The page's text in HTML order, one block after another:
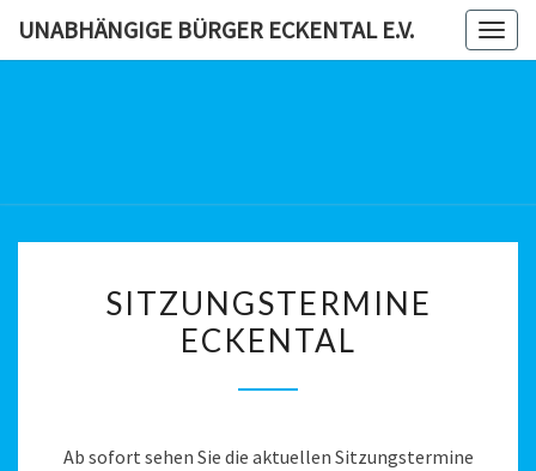
UNABHÄNGIGE BÜRGER ECKENTAL E.V.
ECKENTAL
SITZUNGSTERMINE
ECKENTAL
Ab sofort sehen Sie die aktuellen Sitzungstermine